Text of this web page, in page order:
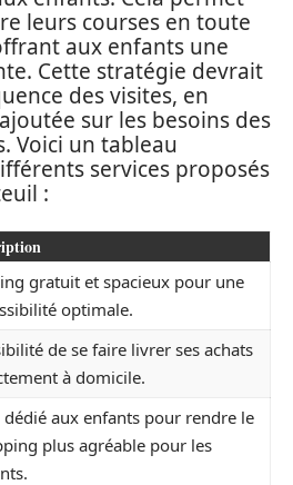
leurs courses en toute
aux enfants une
Cette stratégie devrait
des visites, en
sur les besoins des
Voici un tableau
services proposés
:
gratuit et spacieux pour une
optimale.
de se faire livrer ses achats
à domicile.
dédié aux enfants pour rendre le
plus agréable pour les